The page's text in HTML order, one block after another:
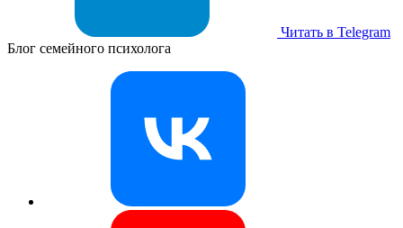
Читать в Telegram
Блог семейного психолога